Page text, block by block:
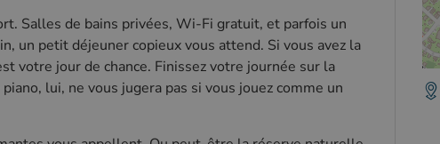
Salles de bains privées, Wi-Fi gratuit, et parfois un
un petit déjeuner copieux vous attend. Si vous avez la
votre jour de chance. Finissez votre journée sur la
lui, ne vous jugera pas si vous jouez comme un